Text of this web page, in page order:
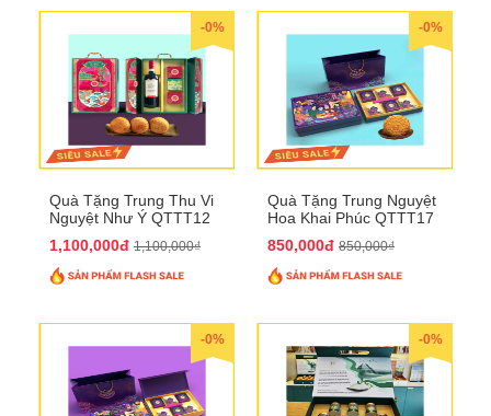
-0%
Quà Tặng Trung Thu Vi
Nguyệt Như Ý QTTT12
1,100,000đ 1,100,000₫
-0%
Quà Tặng Trung Nguyệt
Hoa Khai Phúc QTTT17
850,000đ 850,000₫
-0% -0%